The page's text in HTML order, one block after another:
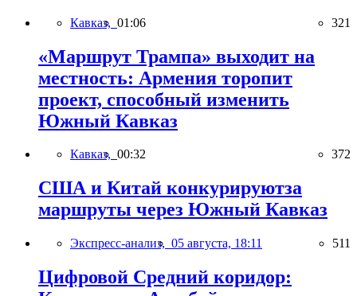
Кавказ, 01:06 321
«Маршрут Трампа» выходит на
местность: Армения торопит
проект, способный изменить
Южный Кавказ
Кавказ, 00:32 372
США и Китай конкурируютза
маршруты через Южный Кавказ
Экспресс-анализ, 05 августа, 18:11 511
Цифровой Средний коридор: